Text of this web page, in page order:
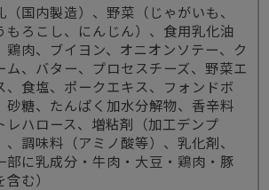
（国内製造）、野菜（じゃがいも、
もろこし、にんじん）、食用乳化油
鶏肉、ブイヨン、オニオンソテー、ク
ム、バター、プロセスチーズ、野菜エ
、食塩、ポークエキス、フォンドボ
砂糖、たんぱく加水分解物、香辛料
レハロース、増粘剤（加工デンプ
、調味料（アミノ酸等）、乳化剤、
部に乳成分・牛肉・大豆・鶏肉・豚
含む）